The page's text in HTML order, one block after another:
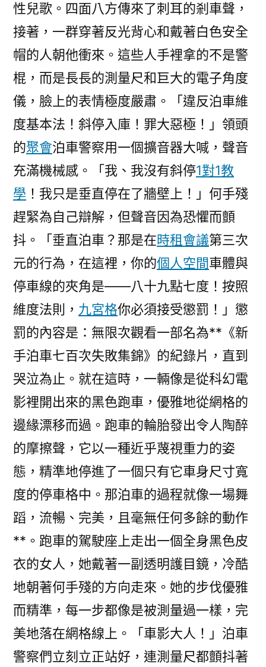
性兒歌。四面八方傳來了刺耳的剎車聲，
接著，一群穿著反光背心和戴著白色安全
帽的人朝他衝來。這些人手裡拿的不是警
棍，而是長長的測量尺和巨大的電子角度
儀，臉上的表情極度嚴肅。「違反泊車維
度基本法！斜停入庫！罪大惡極！」領頭
的聚會泊車警察用一個擴音器大喊，聲音
充滿機械感。「我、我沒有斜停1對1教
學 ！我只是垂直停在了牆壁上！」何手殘
趕緊為自己辯解，但聲音因為恐懼而顫
抖。「垂直泊車？那是在時租會議第三次
元的行為，在這裡，你的個人空間車體與
停車線的夾角是——八十九點七度！按照
維度法則， 九宮格你必須接受懲罰！」懲
罰的內容是：無限次觀看一部名為**《新
手泊車七百次失敗集錦》的紀錄片，直到
哭泣為止。就在這時，一輛像是從科幻電
影裡開出來的黑色跑車，優雅地從網格的
邊緣漂移而過。跑車的輪胎發出令人陶醉
的摩擦聲，它以一種近乎蔑視重力的姿
態，精準地停進了一個只有它車身尺寸寬
度的停車格中。那泊車的過程就像一場舞
蹈，流暢、完美，且毫無任何多餘的動作
**。跑車的駕駛座上走出一個全身黑色皮
衣的女人，她戴著一副透明護目鏡，冷酷
地朝著何手殘的方向走來。她的步伐優雅
而精準，每一步都像是被測量過一樣，完
美地落在網格線上。「車影大人！」泊車
警察們立刻立正站好，連測量尺都顫抖著